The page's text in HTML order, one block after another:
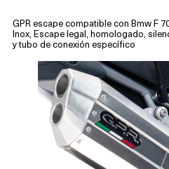
GPR escape compatible con Bmw F
Inox, Escape legal, homologado,
y tubo de conexión específico